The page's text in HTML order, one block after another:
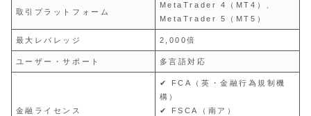
取引プラットフォーム
MetaTrader 4（MT4）、
MetaTrader 5（MT5）
最大レバレッジ 2,000倍
ユーザー・サポート 多言語対応
金融ライセンス
✔ FCA（英・金融行為規制機
構）
✔ FSCA（南ア）